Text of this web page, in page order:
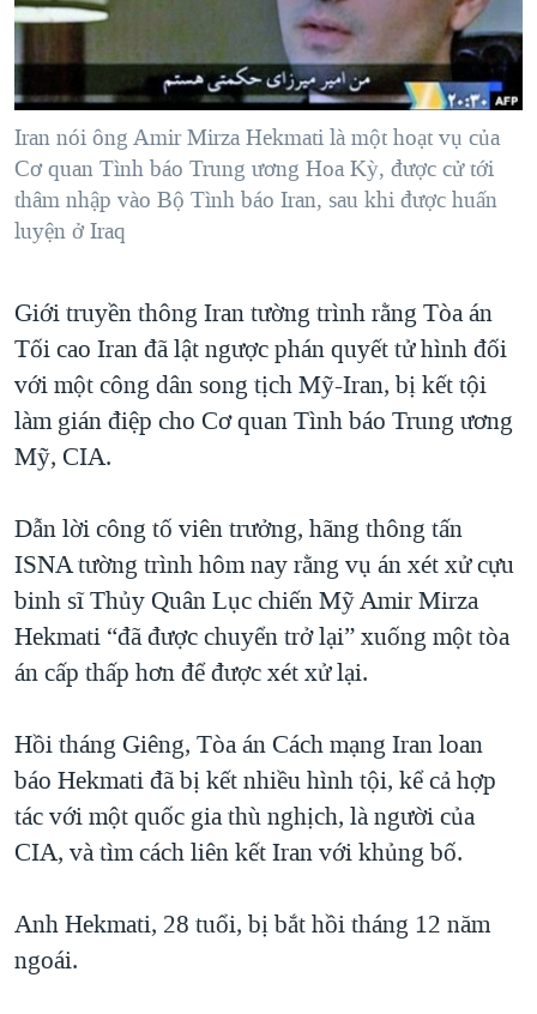
"Tìm"NGƯỜI VIỆT HẢI NGOẠI
ĐỜI SỐNG
KINH TẾ
KHOA HỌC
SỨC KHOẺ
VĂN HOÁ
GIÁO DỤC
TẠI
MỘT NĂM CHIẾN TRANH TẠI DẢI GAZA
GIẢI MÃ VÀNH ĐAI & CON ĐƯỜNG
NGÀY TỊ NẠN THẾ GIỚI
TRỊNH VĨNH BÌNH - NGƯỜI HẠ 'BÊN THẮNG CUỘC'
CHI PHÍ CHIẾN TRANH AFGHANISTAN
CÁC GIÁ TRỊ CỘNG HÒA Ở VIỆT NAM
THƯỢNG ĐỈNH TRUMP-KIM TẠI VIỆT NAM
TRỊNH VĨNH BÌNH VS. CHÍNH PHỦ VIỆT NAM
BÊN KIA QUỐC LỘ: TIẾNG VỌNG TỪ NÔNG THÔN MỸ
QUAN HỆ VIỆT MỸ
VIDEO
NGHE
MẠNG XÃ HỘI
Ngôn ngữ khác
Iran nói ông Amir Mirza Hekmati là một hoạt vụ của
Cơ quan Tình báo Trung ương Hoa Kỳ, được cử tới
thâm nhập vào Bộ Tình báo Iran, sau khi được huấn
luyện ở Iraq
Giới truyền thông Iran tường trình rằng Tòa án
Tối cao Iran đã lật ngược phán quyết tử hình đối
với một công dân song tịch Mỹ-Iran, bị kết tội
làm gián điệp cho Cơ quan Tình báo Trung ương
Mỹ, CIA.
Dẫn lời công tố viên trưởng, hãng thông tấn
ISNA tường trình hôm nay rằng vụ án xét xử cựu
binh sĩ Thủy Quân Lục chiến Mỹ Amir Mirza
Hekmati “đã được chuyển trở lại” xuống một tòa
án cấp thấp hơn để được xét xử lại.
Hồi tháng Giêng, Tòa án Cách mạng Iran loan
báo Hekmati đã bị kết nhiều hình tội, kể cả hợp
tác với một quốc gia thù nghịch, là người của
CIA, và tìm cách liên kết Iran với khủng bố.
Anh Hekmati, 28 tuổi, bị bắt hồi tháng 12 năm
ngoái.